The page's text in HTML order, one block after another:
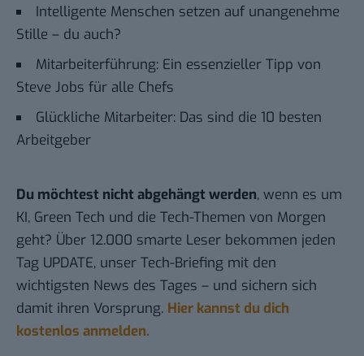
Intelligente Menschen setzen auf unangenehme
Stille – du auch?
Mitarbeiterführung: Ein essenzieller Tipp von
Steve Jobs für alle Chefs
Glückliche Mitarbeiter: Das sind die 10 besten
Arbeitgeber
Du möchtest nicht abgehängt werden, wenn es um
KI, Green Tech und die Tech-Themen von Morgen
geht? Über 12.000 smarte Leser bekommen jeden
Tag UPDATE, unser Tech-Briefing mit den
wichtigsten News des Tages – und sichern sich
damit ihren Vorsprung. Hier kannst du dich
kostenlos anmelden.